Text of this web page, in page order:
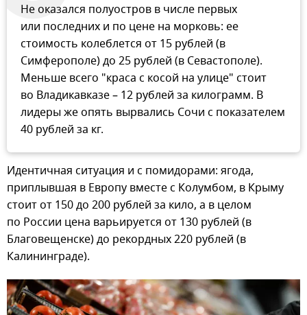
Не оказался полуостров в числе первых
или последних и по цене на морковь: ее
стоимость колеблется от 15 рублей (в
Симферополе) до 25 рублей (в Севастополе).
Меньше всего "краса с косой на улице" стоит
во Владикавказе – 12 рублей за килограмм. В
лидеры же опять вырвались Сочи с показателем
40 рублей за кг.
Идентичная ситуация и с помидорами: ягода,
приплывшая в Европу вместе с Колумбом, в Крыму
стоит от 150 до 200 рублей за кило, а в целом
по России цена варьируется от 130 рублей (в
Благовещенске) до рекордных 220 рублей (в
Калининграде).